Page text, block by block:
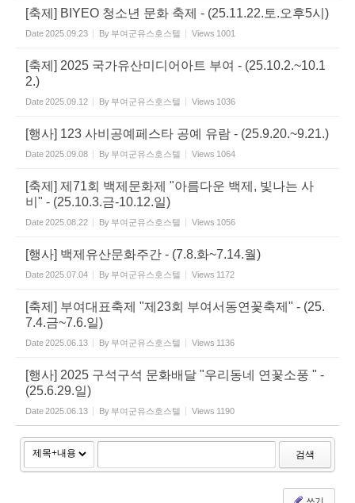
[축제] BIYEO 청소년 문화 축제 - (25.11.22.토.오후5시)
Date2025.09.23 By 부여군유스호스텔 Views 1001
[축제] 2025 국가유산미디어아트 부여 - (25.10.2.~10.1
2.)
Date2025.09.12 By 부여군유스호스텔 Views 1036
[행사] 123 사비공예페스타 공예 유람 - (25.9.20.~9.21.)
Date2025.09.08 By 부여군유스호스텔 Views 1064
[축제] 제71회 백제문화제 "아름다운 백제, 빛나는 사
비" - (25.10.3.금-10.12.일)
Date2025.08.22 By 부여군유스호스텔 Views 1056
[행사] 백제유산문화주간 - (7.8.화~7.14.월)
Date2025.07.04 By 부여군유스호스텔 Views 1172
[축제] 부여대표축제 "제23회 부여서동연꽃축제" - (25.
7.4.금~7.6.일)
Date2025.06.13 By 부여군유스호스텔 Views 1136
[행사] 2025 구석구석 문화배달 "우리동네 연꽃소풍 " -
(25.6.29.일)
Date2025.06.13 By 부여군유스호스텔 Views 1190
검색